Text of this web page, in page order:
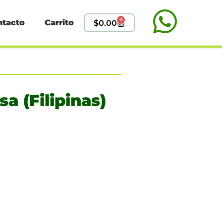
Carrito $0.00 0
(Filipinas)